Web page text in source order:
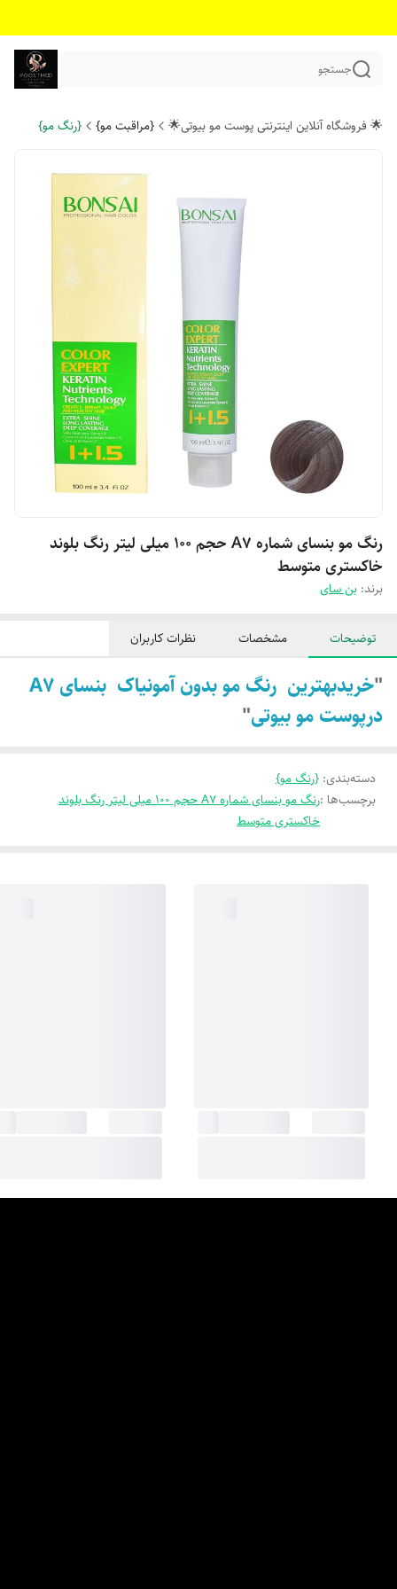
جستجو
🌟 فروشگاه آنلاین اینترنتی پوست مو بیوتی🌟 {مراقبت مو} {رنگ مو}
رنگ مو بنسای شماره A7 حجم 100 میلی لیتر رنگ بلوند
خاکستری متوسط
برند: بن سای
توضیحات مشخصات نظرات کاربران
"
خریدبهترین رنگ مو بدون آمونیاک بنسای A7
درپوست مو بیوتی"
دسته‌بندی: {رنگ مو}
برچسب‌ها :
رنگ مو بنسای شماره A7 حجم 100 میلی لیتر رنگ بلوند
خاکستری متوسط